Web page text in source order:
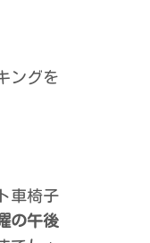
ングを
車椅子
の午後